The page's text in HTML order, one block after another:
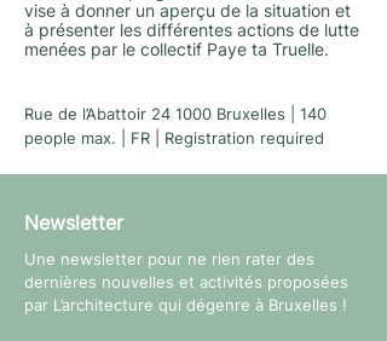
vise à donner un aperçu de la situation et
à présenter les différentes actions de lutte
menées par le collectif Paye ta Truelle.
Rue de l’Abattoir 24 1000 Bruxelles | 140
people max. | FR | Registration required
Newsletter
Une newsletter pour ne rien rater des
dernières nouvelles et activités proposées
par L’architecture qui dégenre à Bruxelles !